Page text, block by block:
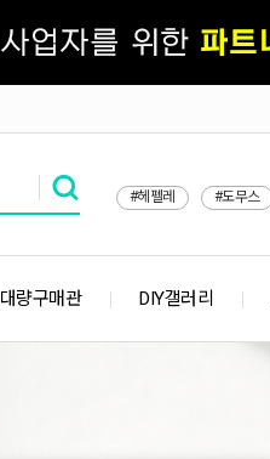
#헤펠레 #도무스
대량구매관 DIY갤러리